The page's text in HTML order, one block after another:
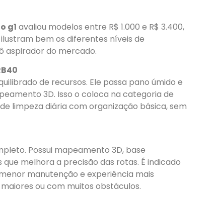
g1 avaliou modelos entre R$ 1.000 e R$ 3.400,
bem os diferentes níveis de
aspirador do mercado.
de recursos. Ele passa pano úmido e
3D. Isso o coloca na categoria de
limpeza diária com organização básica, sem
Possui mapeamento 3D, base
melhora a precisão das rotas. É indicado
manutenção e experiência mais
ou com muitos obstáculos.